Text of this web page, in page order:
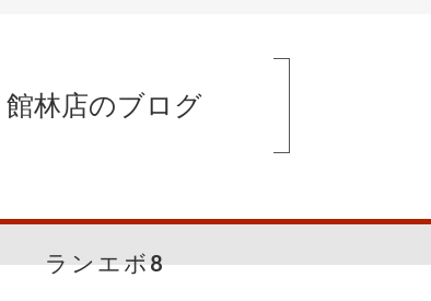
館林店のブログ
ランエボ8